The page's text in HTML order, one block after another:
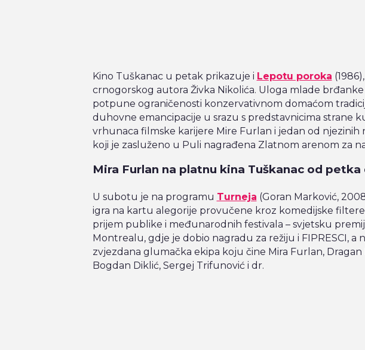
Kino Tuškanac u petak prikazuje i Lepotu poroka
crnogorskog autora Živka Nikolića. Uloga mlade
potpune ograničenosti konzervativnom domaćom
duhovne emancipacije u srazu s predstavnicima strane
vrhunaca filmske karijere Mire Furlan i jedan od njezinih
koji je zasluženo u Puli nagrađena Zlatnom arenom za
Mira Furlan na platnu kina Tuškanac od
U subotu je na programu Turneja (Goran Marković,
igra na kartu alegorije provučene kroz komedijske
prijem publike i međunarodnih festivala – svjetsku
Montrealu, gdje je dobio nagradu za režiju i FIPRESCI, a
zvjezdana glumačka ekipa koju čine Mira Furlan, Dragan
Bogdan Diklić, Sergej Trifunović i dr.